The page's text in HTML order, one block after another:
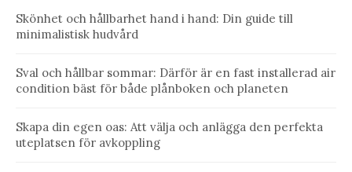
Skönhet och hållbarhet hand i hand: Din guide till
minimalistisk hudvård
Sval och hållbar sommar: Därför är en fast installerad air
condition bäst för både plånboken och planeten
Skapa din egen oas: Att välja och anlägga den perfekta
uteplatsen för avkoppling